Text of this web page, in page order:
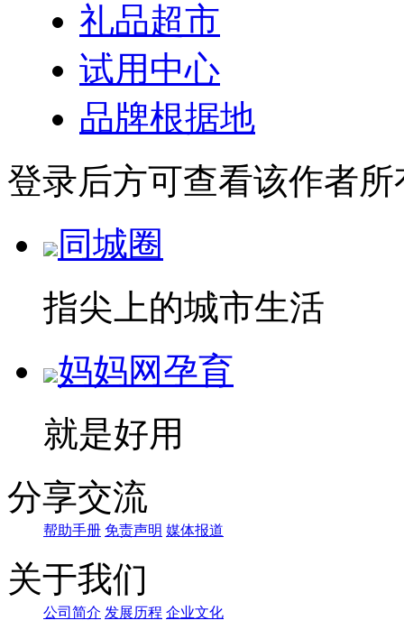
礼品超市
试用中心
品牌根据地
登录后方可查看该作者所
同城圈
指尖上的城市生活
妈妈网孕育
就是好用
分享交流
帮助手册 免责声明 媒体报道
关于我们
公司简介 发展历程 企业文化